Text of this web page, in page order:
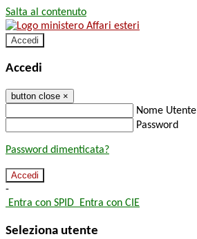
Salta al contenuto
Accedi
Accedi
button close ×
Nome Utente
Password
Password dimenticata?
-
Entra con SPID Entra con CIE
Seleziona utente